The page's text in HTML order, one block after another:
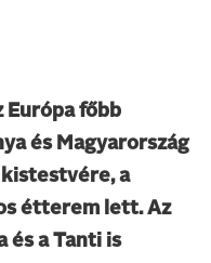
Európa főbb
és Magyarország
a
étterem lett. Az
és a Tanti is